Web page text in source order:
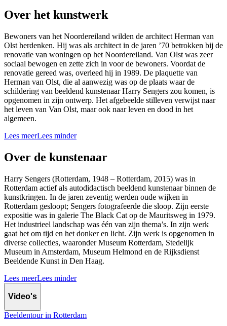
Over het kunstwerk
Bewoners van het Noordereiland wilden de architect Herman van
Olst herdenken. Hij was als architect in de jaren ’70 betrokken bij de
renovatie van woningen op het Noordereiland. Van Olst was zeer
sociaal bewogen en zette zich in voor de bewoners. Voordat de
renovatie gereed was, overleed hij in 1989. De plaquette van
Herman van Olst, die al aanwezig was op de plaats waar de
schildering van beeldend kunstenaar Harry Sengers zou komen, is
opgenomen in zijn ontwerp. Het afgebeelde stilleven verwijst naar
het leven van Van Olst, maar ook naar leven en dood in het
algemeen.
Lees meerLees minder
Over de kunstenaar
Harry Sengers (Rotterdam, 1948 – Rotterdam, 2015) was in
Rotterdam actief als autodidactisch beeldend kunstenaar binnen de
kunstkringen. In de jaren zeventig werden oude wijken in
Rotterdam gesloopt; Sengers fotografeerde die sloop. Zijn eerste
expositie was in galerie The Black Cat op de Mauritsweg in 1979.
Het industrieel landschap was één van zijn thema’s. In zijn werk
gaat het om tijd en het donker en licht. Zijn werk is opgenomen in
diverse collecties, waaronder Museum Rotterdam, Stedelijk
Museum in Amsterdam, Museum Helmond en de Rijksdienst
Beeldende Kunst in Den Haag.
Lees meerLees minder
Video's
Beeldentour in Rotterdam